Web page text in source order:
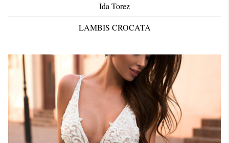
Ida Torez
LAMBIS CROCATA